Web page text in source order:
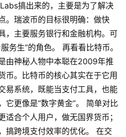
搞出来的，主要是为了解决
。瑞波币的目标很明确：做快
，主要服务银行和金融机构。可
务生”的角色。 再看看比特币。
由神秘人物中本聪在2009年推
币。比特币的核心其实在于它用
易系统，既能当支付工具，也能
它更像是“数字黄金”。 简单对比
合个人用户，做无国界货币；
搞跨境支付效率的优化。 在交